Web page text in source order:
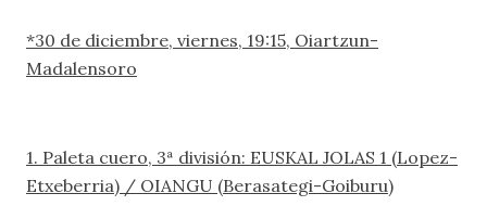
*30 de diciembre, viernes, 19:15, Oiartzun-
Madalensoro
1. Paleta cuero, 3ª división: EUSKAL JOLAS 1 (Lopez-
Etxeberria) / OIANGU (Berasategi-Goiburu)